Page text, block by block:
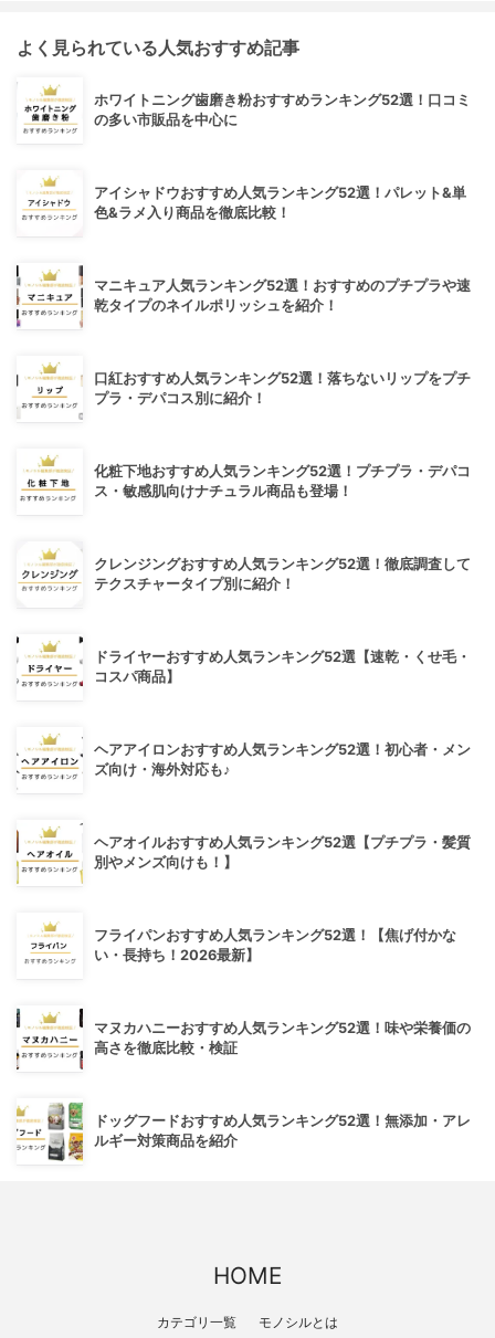
よく見られている人気おすすめ記事
ホワイトニング歯磨き粉おすすめランキング52選！口コミ
の多い市販品を中心に
アイシャドウおすすめ人気ランキング52選！パレット&単
色&ラメ入り商品を徹底比較！
マニキュア人気ランキング52選！おすすめのプチプラや速
乾タイプのネイルポリッシュを紹介！
口紅おすすめ人気ランキング52選！落ちないリップをプチ
プラ・デパコス別に紹介！
化粧下地おすすめ人気ランキング52選！プチプラ・デパコ
ス・敏感肌向けナチュラル商品も登場！
クレンジングおすすめ人気ランキング52選！徹底調査して
テクスチャータイプ別に紹介！
ドライヤーおすすめ人気ランキング52選【速乾・くせ毛・
コスパ商品】
ヘアアイロンおすすめ人気ランキング52選！初心者・メン
ズ向け・海外対応も♪
ヘアオイルおすすめ人気ランキング52選【プチプラ・髪質
別やメンズ向けも！】
フライパンおすすめ人気ランキング52選！【焦げ付かな
い・長持ち！2026最新】
マヌカハニーおすすめ人気ランキング52選！味や栄養価の
高さを徹底比較・検証
ドッグフードおすすめ人気ランキング52選！無添加・アレ
ルギー対策商品を紹介
HOME
カテゴリ一覧 モノシルとは